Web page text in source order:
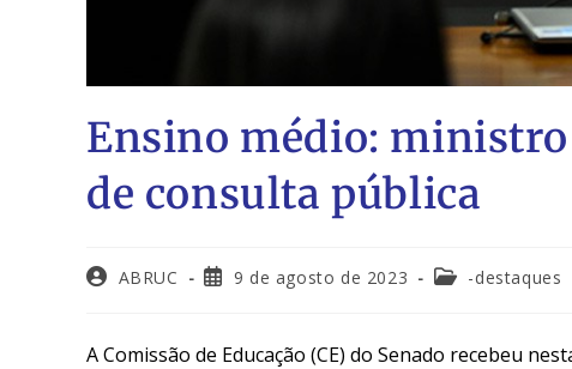
Ensino médio: ministro
de consulta pública
ABRUC 9 de agosto de 2023 -destaques
A Comissão de Educação (CE) do Senado recebeu